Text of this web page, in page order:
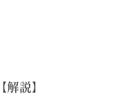
【解説】